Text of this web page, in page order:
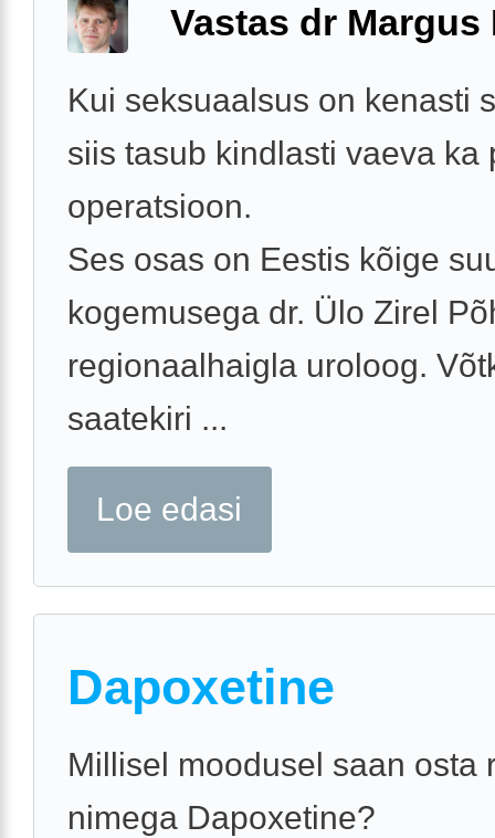
Vastas dr Margus
Kui seksuaalsus on kenasti
siis tasub kindlasti vaeva ka
operatsioon.
Ses osas on Eestis kõige
kogemusega dr. Ülo Zirel
regionaalhaigla uroloog.
saatekiri ...
Loe edasi
Dapoxetine
Millisel moodusel saan osta
nimega Dapoxetine?